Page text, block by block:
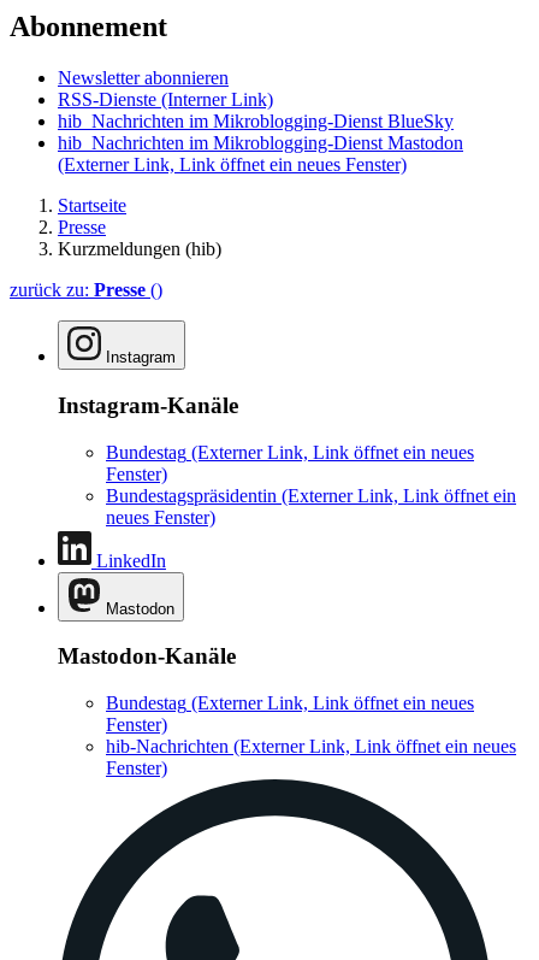
Abonnement
Newsletter abonnieren
RSS-Dienste (Interner Link)
hib_Nachrichten im Mikroblogging-Dienst BlueSky
hib_Nachrichten im Mikroblogging-Dienst Mastodon
(Externer Link, Link öffnet ein neues Fenster)
Startseite
Presse
Kurzmeldungen (hib)
zurück zu: Presse ()
Instagram
Instagram-Kanäle
Bundestag (Externer Link, Link öffnet ein neues
Fenster)
Bundestagspräsidentin (Externer Link, Link öffnet ein
neues Fenster)
LinkedIn
Mastodon
Mastodon-Kanäle
Bundestag (Externer Link, Link öffnet ein neues
Fenster)
hib-Nachrichten (Externer Link, Link öffnet ein neues
Fenster)